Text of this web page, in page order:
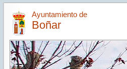
Ayuntamiento de
Boñar